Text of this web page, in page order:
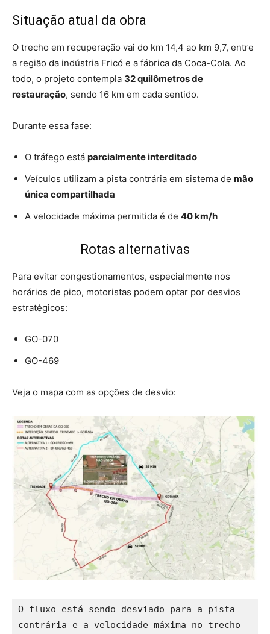
Situação atual da obra
O trecho em recuperação vai do km 14,4 ao km 9,7, entre
a região da indústria Fricó e a fábrica da Coca-Cola. Ao
todo, o projeto contempla 32 quilômetros de
restauração, sendo 16 km em cada sentido.
Durante essa fase:
O tráfego está parcialmente interditado
Veículos utilizam a pista contrária em sistema de mão
única compartilhada
A velocidade máxima permitida é de 40 km/h
Rotas alternativas
Para evitar congestionamentos, especialmente nos
horários de pico, motoristas podem optar por desvios
estratégicos:
GO-070
GO-469
Veja o mapa com as opções de desvio:
O fluxo está sendo desviado para a pista
contrária e a velocidade máxima no trecho